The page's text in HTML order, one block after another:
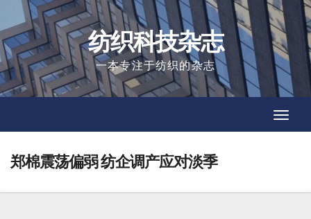
to
content
纺织科技杂志
一本专注于纺织的杂志
郑棉震荡偏弱 纺企调产应对淡季